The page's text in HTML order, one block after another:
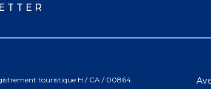
touristique H / CA / 00864.